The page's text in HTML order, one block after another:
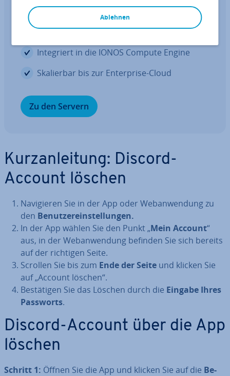
Level
KVM-basierte vServer für Ent­wick­ler
In­te­griert in die IONOS Compute Engine
Ska­lier­bar bis zur En­ter­pri­se-Cloud
Zu den Servern
Kurz­an­lei­tung: Discord-
Account löschen
Na­vi­gie­ren Sie in der App oder Web­an­wen­dung zu
den Be­nut­zer­ein­stel­lun­gen.
In der App wählen Sie den Punkt „Mein Account“
aus, in der Web­an­wen­dung befinden Sie sich bereits
auf der richtigen Seite.
Scrollen Sie bis zum Ende der Seite und klicken Sie
auf „Account löschen“.
Be­stä­ti­gen Sie das Löschen durch die Eingabe Ihres
Passworts.
Discord-Account über die App
löschen
Schritt 1: Öffnen Sie die App und klicken Sie auf die Be­
Ablehnen